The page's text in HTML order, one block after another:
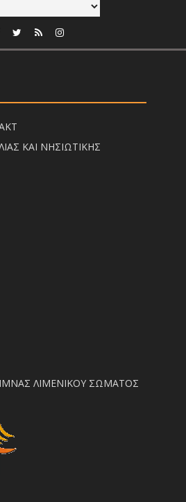
ΚΑΙ ΝΗΣΙΩΤΙΚΗΣ
ΛΙΜΕΝΙΚΟΥ ΣΩΜΑΤΟΣ